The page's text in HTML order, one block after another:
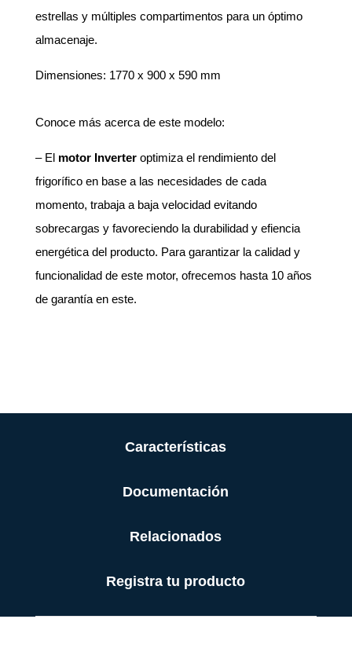
estrellas y múltiples compartimentos para un óptimo
almacenaje.
Dimensiones: 1770 x 900 x 590 mm
Conoce más acerca de este modelo:
– El motor Inverteroptimiza el rendimiento del
frigorífico en base a las necesidades de cada
momento, trabaja a baja velocidad evitando
sobrecargas y favoreciendo la durabilidad y efiencia
energética del producto. Para garantizar la calidad y
funcionalidad de este motor, ofrecemos hasta 10 años
de garantía en este.
Características
Documentación
Relacionados
Registra tu producto